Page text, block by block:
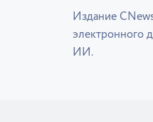
Издание
электронного
ИИ.